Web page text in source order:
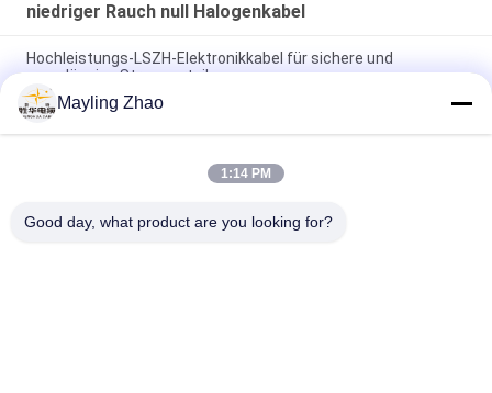
niedriger Rauch null Halogenkabel
Hochleistungs-LSZH-Elektronikkabel für sichere und
zuverlässige Stromverteilung
Shenghua Stromkabel Stahlband Panzerung Niedrigrauch
Halogenkabel 1,5 mm2 - 800 mm2 Öko-freundlich
Shan-Stromkabel für den Haushalt, LSZH PVC-isoliertes
Mayling Zhao
1:14 PM
Good day, what product are you looking for?